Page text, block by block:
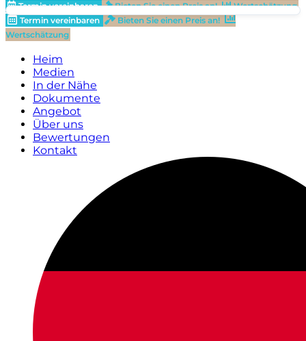
Termin vereinbaren Bieten Sie einen Preis an!
Wertschätzung
Termin vereinbaren
Bieten Sie einen Preis an!
Wertschätzung
Heim
Medien
In der Nähe
Dokumente
Angebot
Über uns
Bewertungen
Kontakt